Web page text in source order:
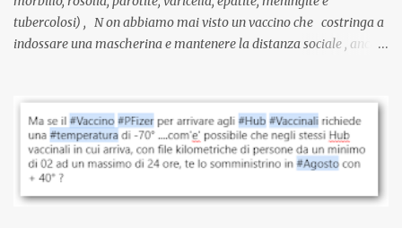
tubercolosi) , N on abbiamo mai visto un vaccino che costringa a
indossare una mascherina e mantenere la distanza sociale , anche
vaccinazione. Non avevamo mai sentito parlare di ricompense,
sconti, incentivi per vaccinarsi. Non avevamo mai visto
discriminazioni per coloro che non l’hanno fatto. Se non sei stato
vaccinato, nessuno aveva prima cercato di farti sentire una
persona cattiva. Non avevamo mai visto un vaccino che minacci le